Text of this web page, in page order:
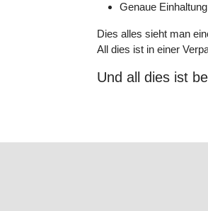
Genaue
Dies alles sieht man
All dies ist in einer
Und all dies ist